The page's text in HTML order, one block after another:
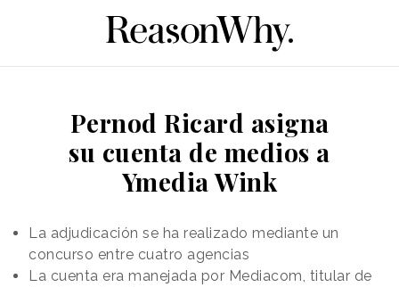
Pernod Ricard asigna
su cuenta de medios a
Ymedia Wink
La adjudicación se ha realizado mediante un
concurso entre cuatro agencias
La cuenta era manejada por Mediacom, titular de